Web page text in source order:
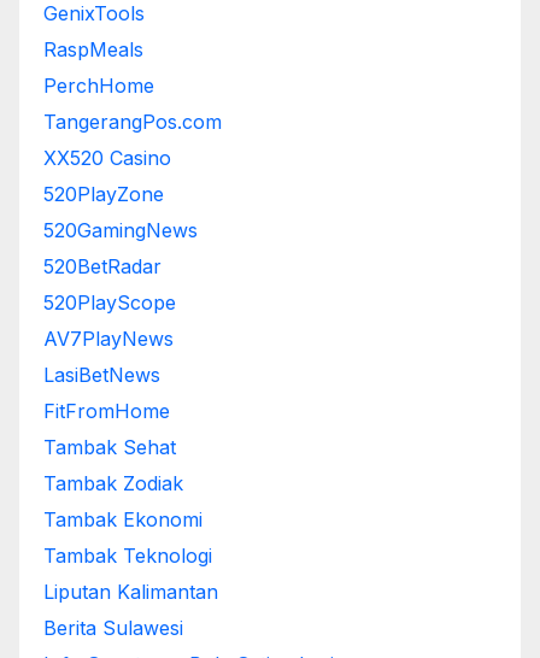
GenixTools
RaspMeals
PerchHome
TangerangPos.com
XX520 Casino
520PlayZone
520GamingNews
520BetRadar
520PlayScope
AV7PlayNews
LasiBetNews
FitFromHome
Tambak Sehat
Tambak Zodiak
Tambak Ekonomi
Tambak Teknologi
Liputan Kalimantan
Berita Sulawesi